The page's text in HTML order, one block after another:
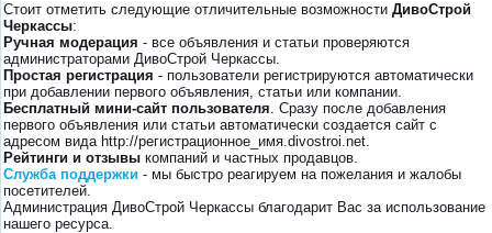
Стоит отметить следующие отличительные возможности ДивоСтрой
Черкассы:
Ручная модерация - все объявления и статьи проверяются
администраторами ДивоСтрой Черкассы.
Простая регистрация - пользователи регистрируются автоматически
при добавлении первого объявления, статьи или компании.
Бесплатный мини-сайт пользователя. Сразу после добавления
первого объявления или статьи автоматически создается сайт с
адресом вида http://регистрационное_имя.divostroi.net.
Рейтинги и отзывы компаний и частных продавцов.
Служба поддержки - мы быстро реагируем на пожелания и жалобы
посетителей.
Администрация ДивоСтрой Черкассы благодарит Вас за использование
нашего ресурса.